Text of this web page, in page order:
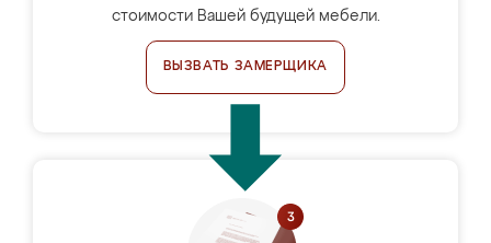
стоимости Вашей будущей мебели.
ВЫЗВАТЬ ЗАМЕРЩИКА